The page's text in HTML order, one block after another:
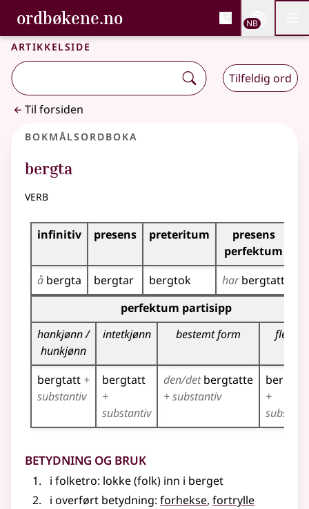
Gå til hovedinnhold
Tilgjengelighet
ordbøkene.no, Bokmålsordboka og
Bokmålsordboka og Nynorskordboka
NB
Artikkelside
Tilfeldig ord
Til forsiden
Bokmålsordboka
bergta
verb
Bøyingstabell for dette verbet
infinitiv presens preteritum
presens
perfektum
å bergta bergtar bergtok harbergtatt
Bøyingstabell for dette verbet (partisippformer)
perfektum partisipp
hankjønn /
hunkjønn
intetkjønn bestemt form flertall
bergtatt +
substantiv
bergtatt
+
substantiv
den/detbergtatte
+ substantiv
+
Betydning og bruk
i folketro: lokke (folk) inn i berget
i overført betydning: forhekse, fortrylle